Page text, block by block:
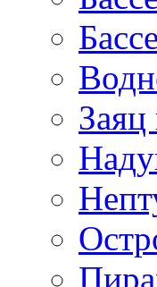
Заяц